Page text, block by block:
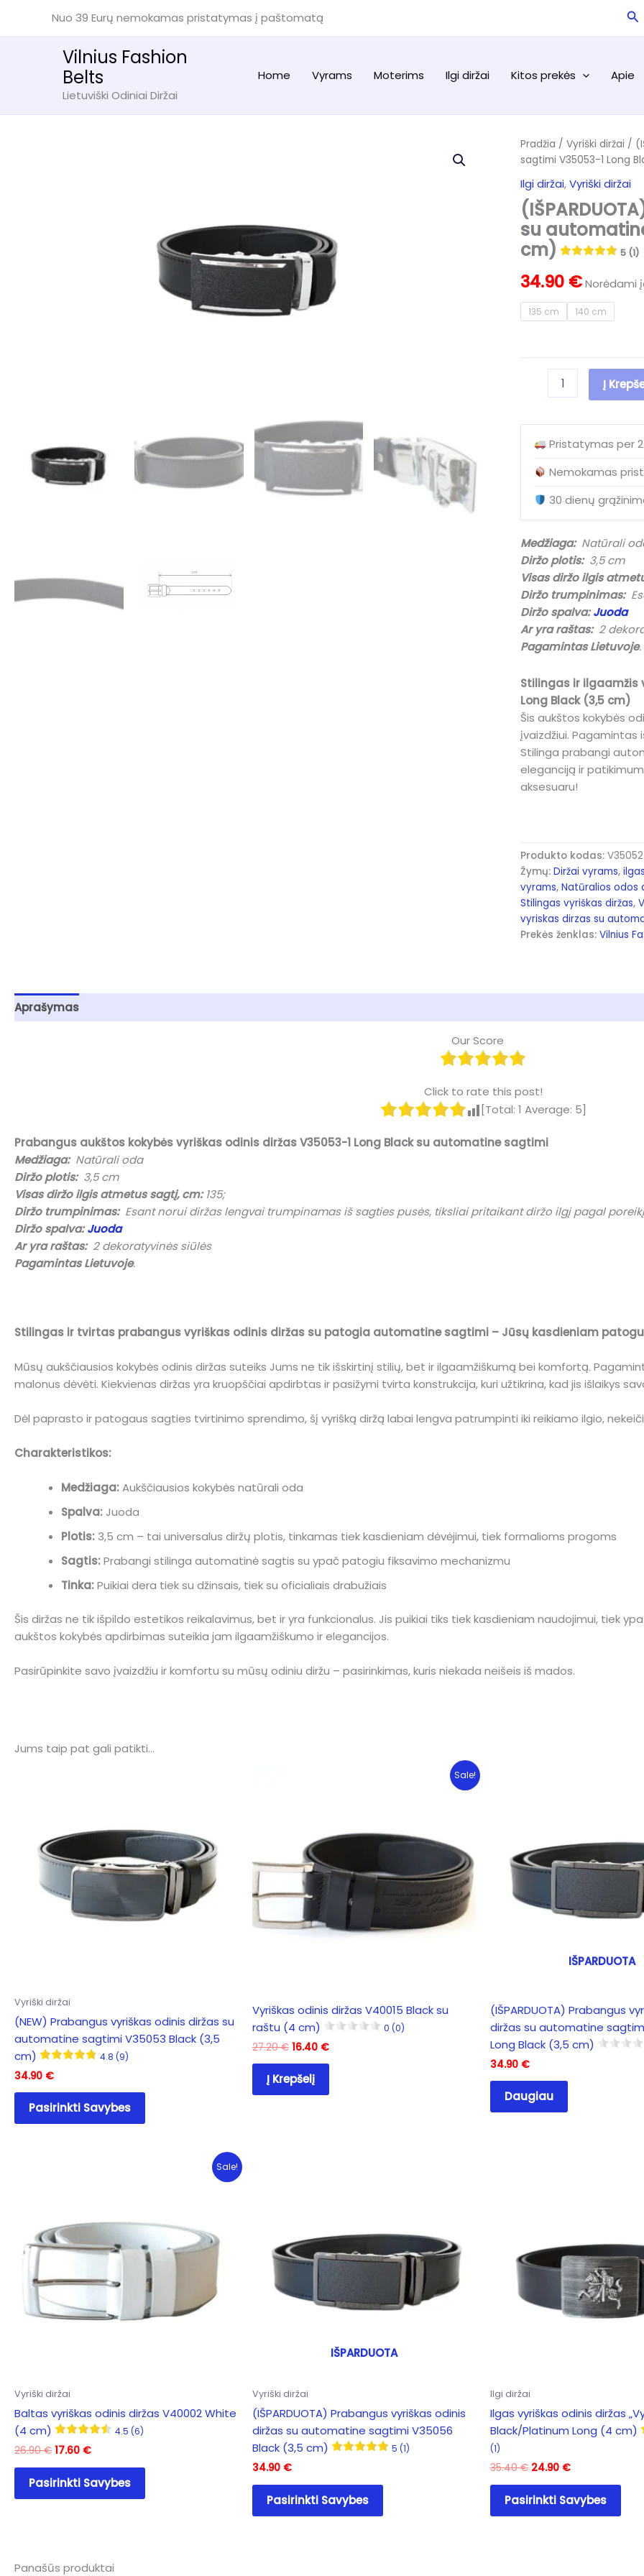
Nuo 39 Eurų nemokamas pristatymas į paštomatą
Vilnius Fashion
Belts
Lietuviški Odiniai Diržai
Home Vyrams Moterims Ilgi diržai Kitos prekės Apie
Pradžia /Vyriški diržai /
sagtimi V35053-1 Long
Ilgi diržai,Vyriški diržai
su
cm)
5 (1)
34.90 €Norėdami
135 cm 140 cm
produkto
(IŠPARDUOTA)
odinis
sagtimi
V35053-
Long
Black
(3,5
cm)
Į
Pristatymas per
Nemokamas
30 dienų
Medžiaga: Natūrali
Diržo plotis:3,5 cm
Visas diržo ilgis
Diržo trumpinimas:
Diržo spalva: Juoda
Ar yra raštas:2
Pagamintas Lietuvoje.
Stilingas ir ilgaamžis
Long Black (3,5 cm)
Šis aukštos kokybės
įvaizdžiui. Pagamintas
Stilinga prabangi
eleganciją ir
aksesuaru!
Produkto kodas:
Žymų:Diržai vyrams,
vyrams,Natūralios odos
Stilingas vyriškas diržas,
vyriskas dirzas su
Prekės ženklas:Vilnius
Aprašymas
Our Score
Click to rate this post!
[Total: 1 Average: 5]
Prabangus aukštos kokybės vyriškas odinis diržas V35053-1 Long Black su automatine sagtimi
Medžiaga: Natūrali oda
Diržo plotis:3,5 cm
Visas diržo ilgis atmetus sagtį, cm:135;
Diržo trumpinimas:Esant norui diržas lengvai trumpinamas iš sagties pusės, tiksliai pritaikant diržo ilgį pagal
Diržo spalva: Juoda
Ar yra raštas:2 dekoratyvinės siūlės
Pagamintas Lietuvoje.
Stilingas ir tvirtas prabangus vyriškas odinis diržas su patogia automatine sagtimi – Jūsų kasdieniam
Mūsų aukščiausios kokybės odinis diržas suteiks Jums ne tik išskirtinį stilių, bet ir ilgaamžiškumą bei komfortą.
malonus dėvėti. Kiekvienas diržas yra kruopščiai apdirbtas ir pasižymi tvirta konstrukcija, kuri užtikrina, kad jis išlaikys
Dėl paprasto ir patogaus sagties tvirtinimo sprendimo, šį vyrišką diržą labai lengva patrumpinti iki reikiamo ilgio,
Charakteristikos:
Medžiaga:Aukščiausios kokybės natūrali oda
Spalva: Juoda
Plotis: 3,5 cm – tai universalus diržų plotis, tinkamas tiek kasdieniam dėvėjimui, tiek formalioms progoms
Sagtis:Prabangi stilinga automatinė sagtis su ypač patogiu fiksavimo mechanizmu
Tinka:Puikiai dera tiek su džinsais, tiek su oficialiais drabužiais
Šis diržas ne tik išpildo estetikos reikalavimus, bet ir yra funkcionalus. Jis puikiai tiks tiek kasdieniam naudojimui, tiek
aukštos kokybės apdirbimas suteikia jam ilgaamžiškumo ir elegancijos.
Pasirūpinkite savo įvaizdžiu ir komfortu su mūsų odiniu diržu – pasirinkimas, kuris niekada neišeis iš mados.
Jums taip pat gali patikti…
Vyriški diržai
(NEW) Prabangus vyriškas odinis diržas su
automatine sagtimi V35053 Black (3,5
cm)
4.8 (9)
34.90 €
Pasirinkti Savybes
This
chosen
on
the
product
page
Sale!
Vyriškas odinis diržas V40015 Black su
raštu (4 cm)
0 (0)
27.20€ Original
was:
27.20 €.
16.40 €Current
Į Krepšelį
IŠPARDUOTA
(IŠPARDUOTA) Prabangus
diržas su automatine
Long Black (3,5 cm)
34.90 €
Daugiau
Sale!
Vyriški diržai
Baltas vyriškas odinis diržas V40002 White
(4 cm)
4.5 (6)
26.90€ Original
was:
26.90 €.
17.60 €Current
17.60 €.
Pasirinkti Savybes
This
IŠPARDUOTA
Vyriški diržai
(IŠPARDUOTA) Prabangus vyriškas odinis
diržas su automatine sagtimi V35056
Black (3,5 cm)
5 (1)
34.90 €
Pasirinkti Savybes
This
Ilgi diržai
Ilgas vyriškas odinis diržas
Black/Platinum Long (4 cm)
(1)
35.40€ Original
was:
35.40 €.
24.90 €Current
24.90 €.
Pasirinkti Savybes
This
Panašūs produktai